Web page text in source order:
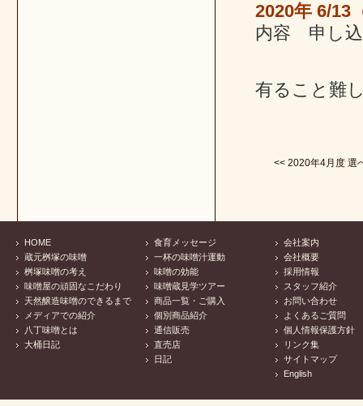
2020年 6/13
内容 申し
有ること難
<< 2020年4月度 選
HOME
蔵元桝塚の味噌
桝塚味噌の考え
味噌屋の頑固なこだわり
天然醸造味噌のできるまで
メディアでの紹介
八丁味噌とは
大桶日記
食育メッセージ
一杯の味噌汁運動
味噌の効能
味噌蔵見学ツアー
商品一覧・ご購入
個別商品紹介
通信販売
直売店
日記
会社案内
会社概要
採用情報
スタッフ紹介
お問い合わせ
よくあるご質問
個人情報保護方針
リンク集
サイトマップ
English